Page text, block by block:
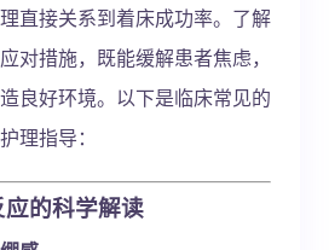
直接关系到着床成功率。了解
对措施，既能缓解患者焦虑，
良好环境。以下是临床常见的
理指导：
的科学解读